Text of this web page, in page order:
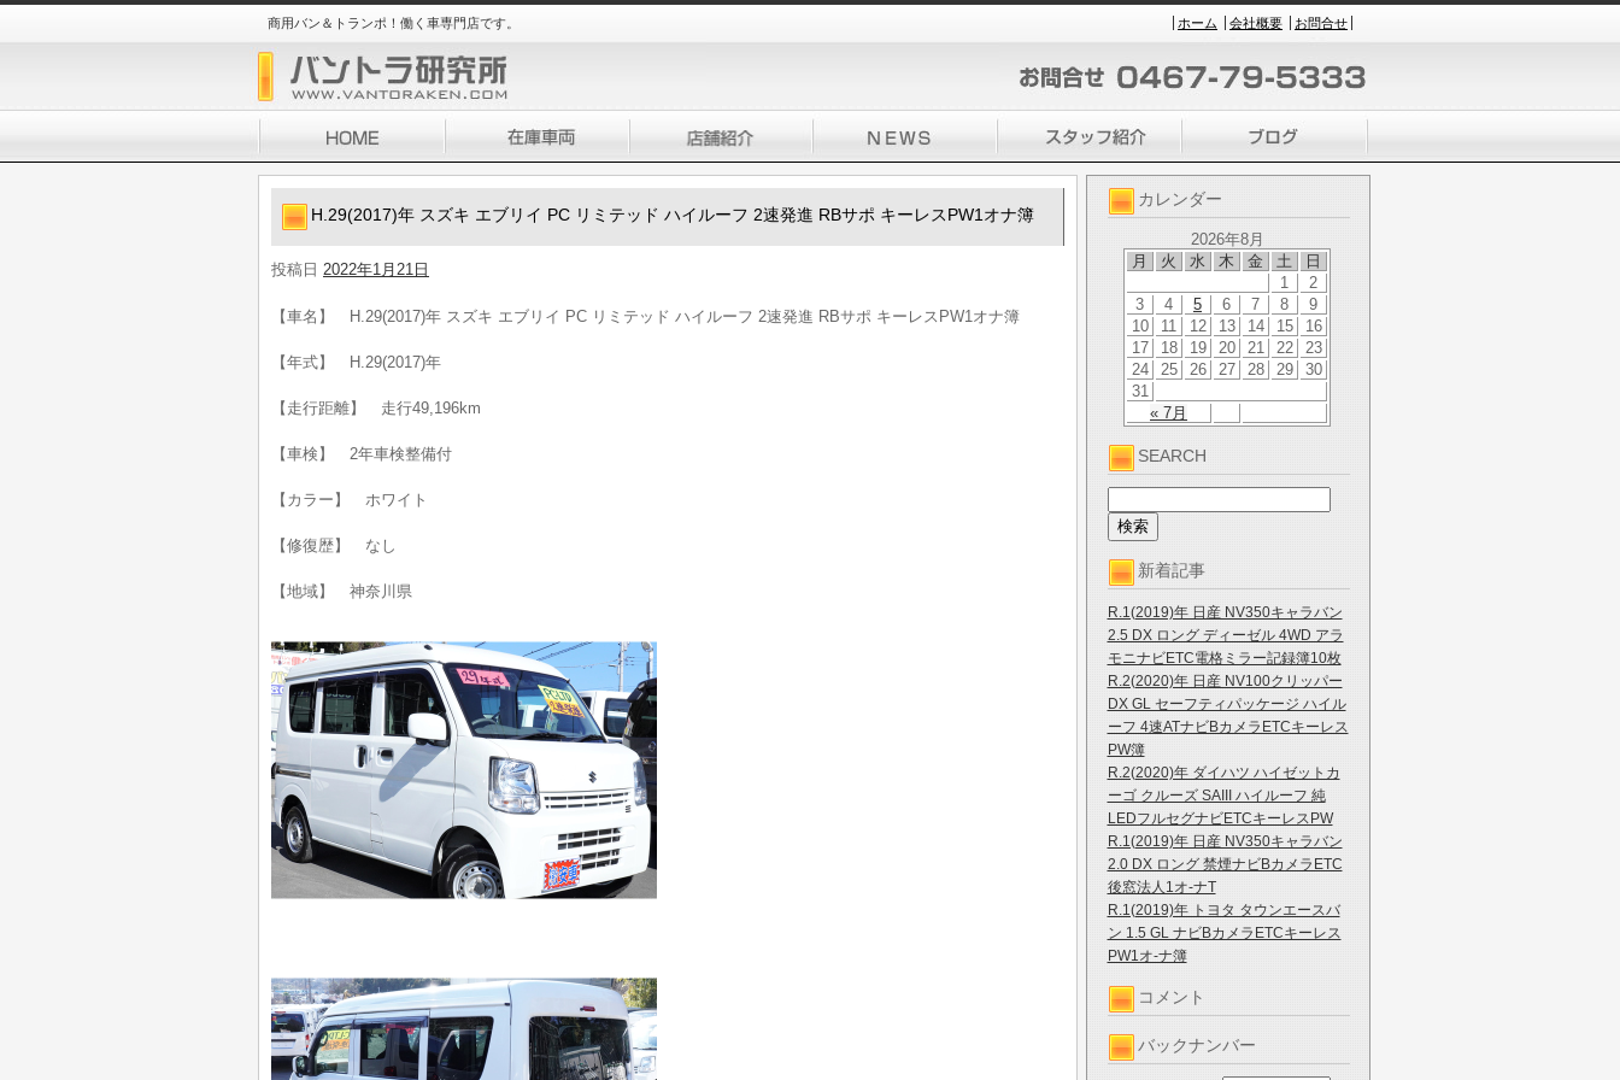
商用バン＆トランポ！働く車専門店です。 ホーム 会社概要 お問合せ
カレンダー
2026年8月
月
火 水 木 金 土 日
« 7月
1
2
3
4 5 6 7 8
9
10
11 12 13 14 15
16
17
18 19 20 21 22
23
24
25 26 27 28 29
30
31
SEARCH
新着記事
R.1(2019)年 日産 NV350キャラバン
2.5 DX ロング ディーゼル 4WD アラ
モニナビETC電格ミラー記録簿10枚
R.2(2020)年 日産 NV100クリッパー
DX GL セーフティパッケージ ハイル
ーフ 4速ATナビBカメラETCキーレス
PW簿
R.2(2020)年 ダイハツ ハイゼットカ
ーゴ クルーズ SAIII ハイルーフ 純
LEDフルセグナビETCキーレスPW
R.1(2019)年 日産 NV350キャラバン
2.0 DX ロング 禁煙ナビBカメラETC
後窓法人1オ-ナT
R.1(2019)年 トヨタ タウンエースバ
ン 1.5 GL ナビBカメラETCキーレス
PW1オ-ナ簿
コメント
バックナンバー
H.29(2017)年 スズキ エブリイ PC リミテッド ハイルーフ 2速発進 RBサポ キーレスPW1オナ簿
投稿日 2022年1月21日
【車名】 H.29(2017)年 スズキ エブリイ PC リミテッド ハイルーフ 2速発進 RBサポ キーレスPW1オナ簿
【年式】 H.29(2017)年
【走行距離】 走行49,196km
【車検】 2年車検整備付
【カラー】 ホワイト
【修復歴】 なし
【地域】 神奈川県